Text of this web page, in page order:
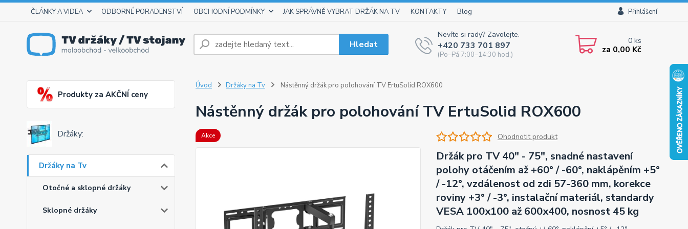
ČLÁNKY A VIDEA ODBORNÉ PORADENSTVÍ OBCHODNÍ PODMÍNKY JAK SPRÁVNĚ VYBRAT DRŽÁK NA TV KONTAKTY Blog Přihlášení
Hledat
Nevíte si rady? Zavolejte.
+420 733 701 897
(Po–Pá 7:00–14:30 hod.)
0ks
za 0,00 Kč
Produkty za AKČNÍ ceny
Držáky:
Držáky na Tv
Otočné a sklopné držáky
Sklopné držáky
Úvod Držáky na Tv Nástěnný držák pro polohování TV ErtuSolid ROX600
Nástěnný držák pro polohování TV ErtuSolid ROX600
Akce Ohodnotit produkt
Držák pro TV 40" - 75", snadné nastavení
polohy otáčením až +60° / -60°, naklápěním +5°
/ -12°, vzdálenost od zdi 57-360 mm, korekce
roviny +3° / -3°, instalační materiál, standardy
VESA 100x100 až 600x400, nosnost 45 kg